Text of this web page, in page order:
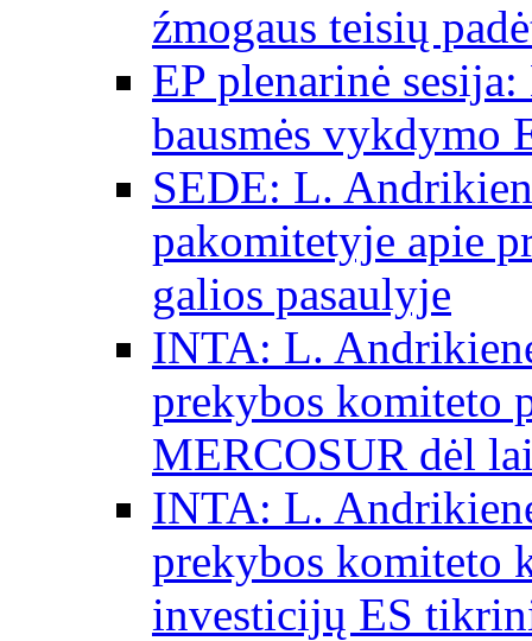
źmogaus teisių
EP plenarinė
bausmės vykdymo
SEDE: L.
pakomitetyje apie
galios pasaulyje
INTA: L.
prekybos komiteto
MERCOSUR dėl
INTA: L.
prekybos komiteto
investicijų ES